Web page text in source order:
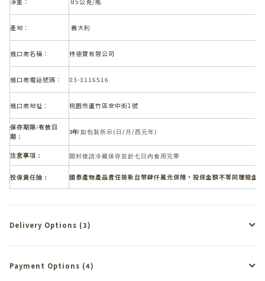
產地： 義大利
進口商名稱： 特德寶有限公司
進口商電話號碼： 03-3116516
進口商地址： 桃園市蘆竹區安中街1號
保存期限/有效日
期：
3年/如包裝所示(日/月/西元年)
注意事項： 開封後請冷藏保存並於七日內食用完畢
投保責任險： 國泰產物產品責任險新台幣肆仟萬元保障 ，投保金額不等同理賠金
Delivery Options (3)
Payment Options (4)